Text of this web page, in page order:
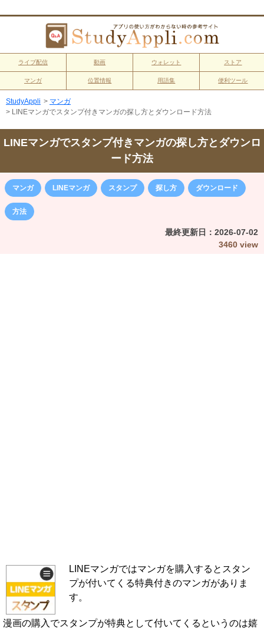
ライブ配信 動画 ウォレット ストア
マンガ 位置情報 用語集 便利ツール
StudyAppli > マンガ
> LINEマンガでスタンプ付きマンガの探し方とダウンロード方法
LINEマンガでスタンプ付きマンガの探し方とダウンロ
ード方法
マンガ LINEマンガ スタンプ 探し方 ダウンロード
方法
最終更新日： 2026-07-02
3460 view
LINEマンガではマンガを購入するとスタン
プが付いてくる特典付きのマンガがありま
す。
漫画の購入でスタンプが特典として付いてくるというのは嬉